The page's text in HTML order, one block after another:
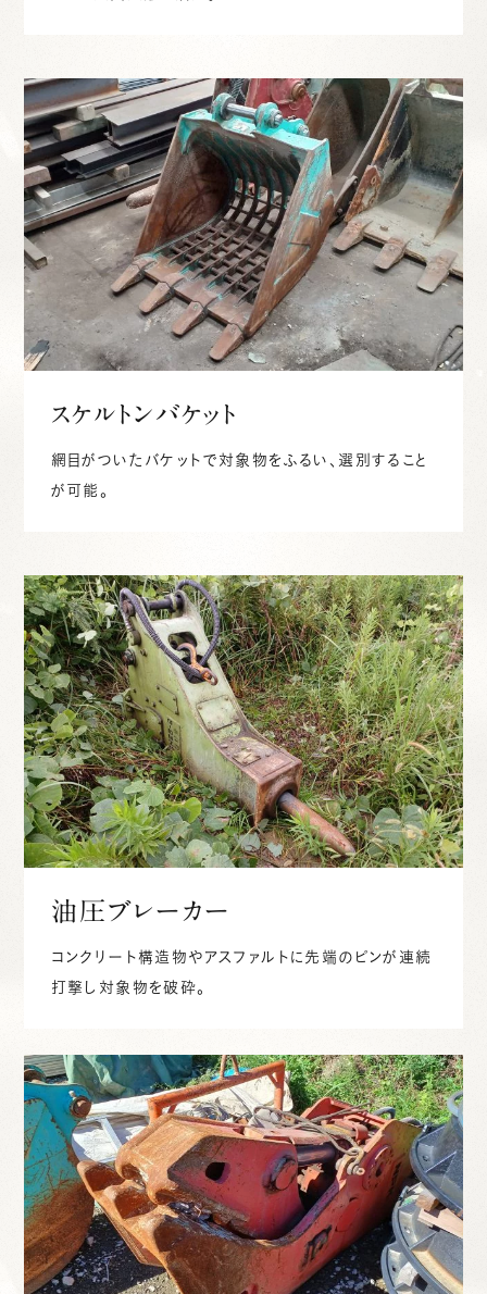
スケルトンバケット
網目がついたバケットで対象物をふるい、選別すること
が可能。
油圧ブレーカー
コンクリート構造物やアスファルトに先端のピンが連続
打撃し対象物を破砕。